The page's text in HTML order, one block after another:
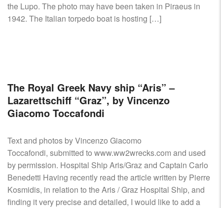
the Lupo. The photo may have been taken in Piraeus in
1942. The Italian torpedo boat is hosting […]
The Royal Greek Navy ship “Aris” –
Lazarettschiff “Graz”, by Vincenzo
Giacomo Toccafondi
Text and photos by Vincenzo Giacomo
Toccafondi, submitted to www.ww2wrecks.com and used
by permission. Hospital Ship Aris/Graz and Captain Carlo
Benedetti Having recently read the article written by Pierre
Kosmidis, in relation to the Aris / Graz Hospital Ship, and
finding it very precise and detailed, I would like to add a